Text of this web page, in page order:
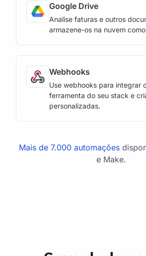
Google Drive
Analise faturas e outros
armazene-os na nuvem
Webhooks
Use webhooks para integrar
ferramenta do seu stack e
personalizadas.
Mais de 7.000 automações
e Make.